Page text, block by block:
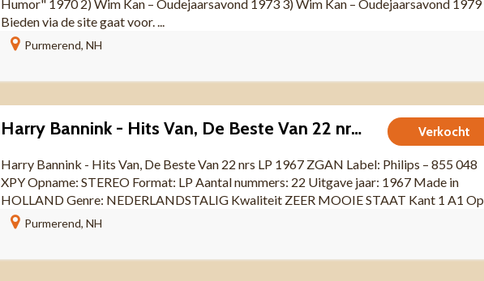
Humor" 1970 2) Wim Kan – Oudejaarsavond 1973 3) Wim Kan – Oudejaarsavond
Bieden via de site gaat voor. ...
Purmerend, NH
Verkocht
Harry Bannink - Hits Van, De Beste Van 22 nrs LP 1967 ZGAN
Harry Bannink - Hits Van, De Beste Van 22 nrs LP 1967 ZGAN Label: Philips – 855 048
XPY Opname: STEREO Format: LP Aantal nummers: 22 Uitgave jaar: 1967 Made in
HOLLAND Genre: NEDERLANDSTALIG Kwaliteit ZEER MOOIE STAAT Kant 1 A1 Op
Purmerend, NH